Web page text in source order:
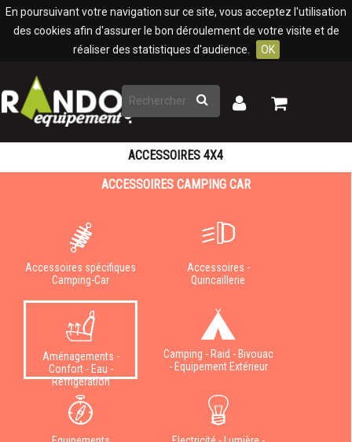
En poursuivant votre navigation sur ce site, vous acceptez l'utilisation
des cookies afin d'assurer le bon déroulement de votre visite et de
réaliser des statistiques d'audience.
OK
Rechercher
Mon
Mon
ACCESSOIRES 4X4
ACCESSOIRES CAMPING CAR
Accessoires spécifiques
Camping-Car
Accessoires -
Quincaillerie
Aménagements -
Confort - Eau -
Réfrigération
Camping - Raid - Bivouac
- Equipement Extérieur
Panneau de gestion des cookies